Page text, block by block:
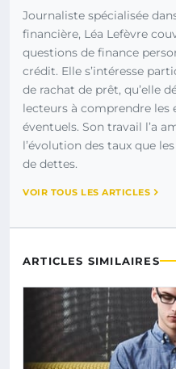
Journaliste spécialisée
financière, Léa Lefèvre
questions de finance
crédit. Elle s’intéresse
de rachat de prêt, qu’elle
lecteurs à comprendre les
éventuels. Son travail l’a
l’évolution des taux que
de dettes.
VOIR TOUS LES ARTICLES
ARTICLES SIMILAIRES